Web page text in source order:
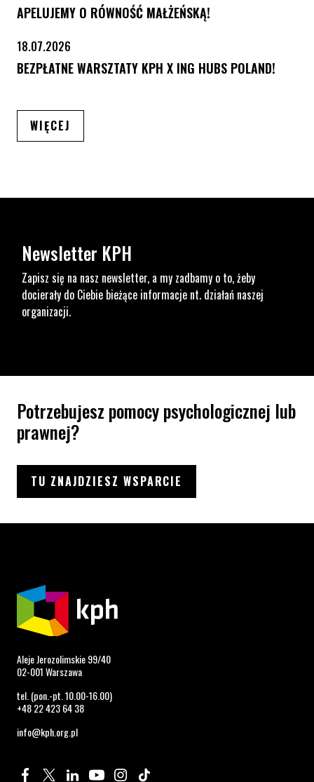
APELUJEMY O RÓWNOŚĆ MAŁŻEŃSKĄ!
18.07.2026
BEZPŁATNE WARSZTATY KPH X ING HUBS POLAND!
WIĘCEJ
Newsletter KPH
Zapisz się na nasz newsletter, a my zadbamy o to, żeby
docierały do Ciebie bieżące informacje nt. działań naszej
organizacji.
Potrzebujesz pomocy psychologicznej lub
prawnej?
TU ZNAJDZIESZ WSPARCIE
Aleje Jerozolimskie 99/40
02-001 Warszawa
tel. (pon.-pt. 10.00-16.00)
+48 22 423 64 38
info@kph.org.pl
Profil na Facebook. Strona otwiera się w nowym oknie.
Profil na Twitter. Strona otwiera się w nowym oknie.
Profil na LinkedIn. Strona otwiera się w nowym oknie.
Profil na YouTube. Strona otwiera się w nowym
Profil na Instagram. Strona otwiera się